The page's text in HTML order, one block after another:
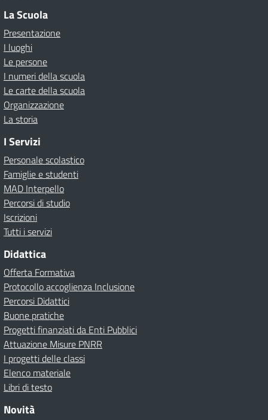
La Scuola
Presentazione
I luoghi
Le persone
I numeri della scuola
Le carte della scuola
Organizzazione
La storia
I Servizi
Personale scolastico
Famiglie e studenti
MAD Interpello
Percorsi di studio
Iscrizioni
Tutti i servizi
Didattica
Offerta Formativa
Protocollo accoglienza Inclusione
Percorsi Didattici
Buone pratiche
Progetti finanziati da Enti Pubblici
Attuazione Misure PNRR
I progetti delle classi
Elenco materiale
Libri di testo
Novità